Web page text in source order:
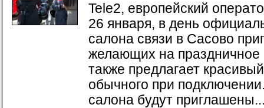
Tele2, европейский
26 января, в день
салона связи в Сасово
желающих на праздничное
также предлагает
обычного при
салона будут